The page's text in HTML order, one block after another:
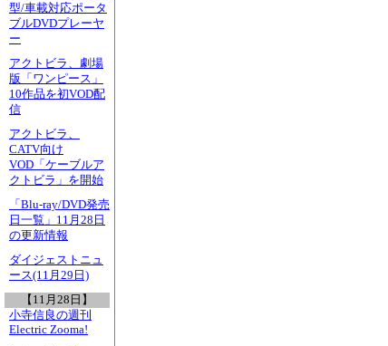
型/車載対応ポータ
ブルDVDプレーヤ
ー
アクトビラ、劇場
版「ワンピース」
10作品を初VOD配
信
アクトビラ、
CATV向け
VOD「ケーブルア
クトビラ」を開始
「Blu-ray/DVD発売
日一覧」11月28日
の更新情報
ダイジェストニュ
ース(11月29日)
【11月28日】
小寺信良の週刊
Electric Zooma!